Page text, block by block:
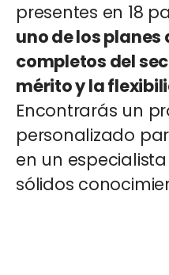
presentes en 18
uno de los
completos del
mérito y la
Encontrarás un
personalizado
en un
sólidos